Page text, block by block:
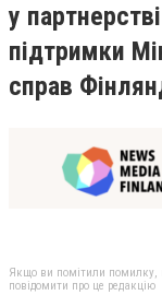
у
підтримки
справ
Якщо ви помітили помилку,
повідомити про це редакцію